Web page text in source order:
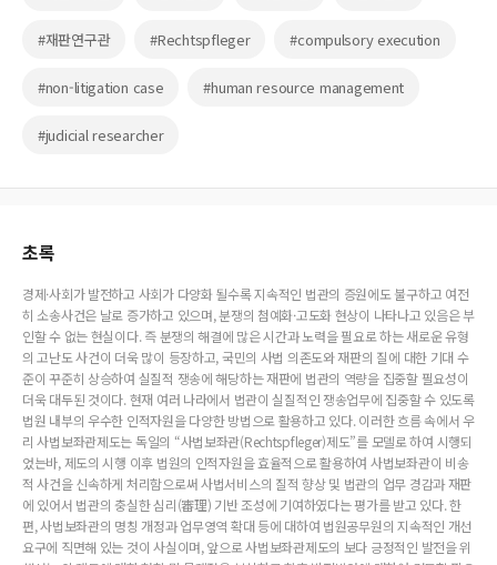
#재판연구관 #Rechtspfleger #compulsory execution
#non-litigation case #human resource management
#judicial researcher
초록
경제·사회가 발전하고 사회가 다양화 될수록 지속적인 법관의 증원에도 불구하고 여전
히 소송사건은 날로 증가하고 있으며, 분쟁의 첨예화·고도화 현상이 나타나고 있음은 부
인할 수 없는 현실이다. 즉 분쟁의 해결에 많은 시간과 노력을 필요로 하는 새로운 유형
의 고난도 사건이 더욱 많이 등장하고, 국민의 사법 의존도와 재판의 질에 대한 기대 수
준이 꾸준히 상승하여 실질적 쟁송에 해당하는 재판에 법관의 역량을 집중할 필요성이
더욱 대두된 것이다. 현재 여러 나라에서 법관이 실질적인 쟁송업무에 집중할 수 있도록
법원 내부의 우수한 인적자원을 다양한 방법으로 활용하고 있다. 이러한 흐름 속에서 우
리 사법보좌관제도는 독일의 “사법보좌관(Rechtspfleger)제도”를 모델로 하여 시행되
었는바, 제도의 시행 이후 법원의 인적자원을 효율적으로 활용하여 사법보좌관이 비송
적 사건을 신속하게 처리함으로써 사법서비스의 질적 향상 및 법관의 업무 경감과 재판
에 있어서 법관의 충실한 심리(審理) 기반 조성에 기여하였다는 평가를 받고 있다. 한
편, 사법보좌관의 명칭 개정과 업무영역 확대 등에 대하여 법원공무원의 지속적인 개선
요구에 직면해 있는 것이 사실이며, 앞으로 사법보좌관제도의 보다 긍정적인 발전을 위